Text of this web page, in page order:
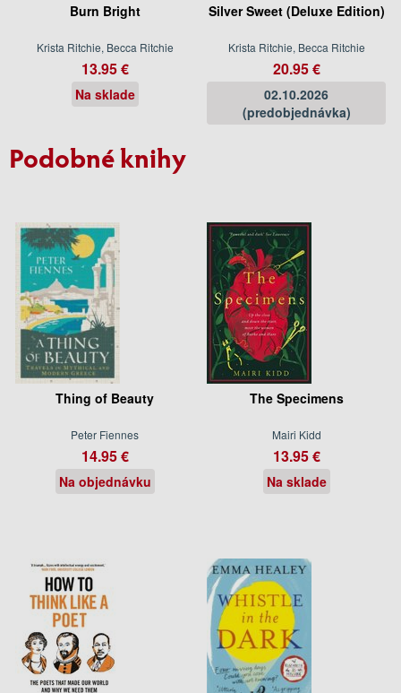
Burn Bright
Krista Ritchie, Becca Ritchie
13.95 €
Na sklade
Silver Sweet (Deluxe Edition)
Krista Ritchie, Becca Ritchie
20.95 €
02.10.2026
(predobjednávka)
Podobné knihy
Thing of Beauty
Peter Fiennes
14.95 €
Na objednávku
The Specimens
Mairi Kidd
13.95 €
Na sklade